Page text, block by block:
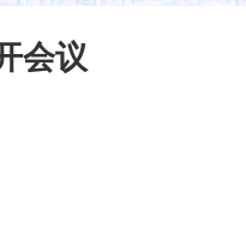
会议